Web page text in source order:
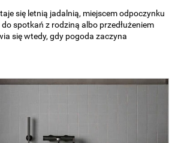
się letnią jadalnią, miejscem odpoczynku
spotkań z rodziną albo przedłużeniem
się wtedy, gdy pogoda zaczyna